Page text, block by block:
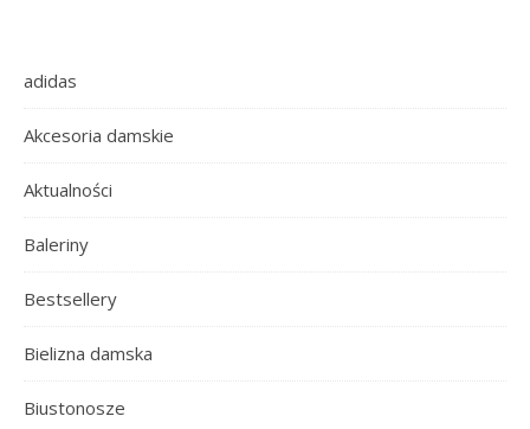
adidas
Akcesoria damskie
Aktualności
Baleriny
Bestsellery
Bielizna damska
Biustonosze